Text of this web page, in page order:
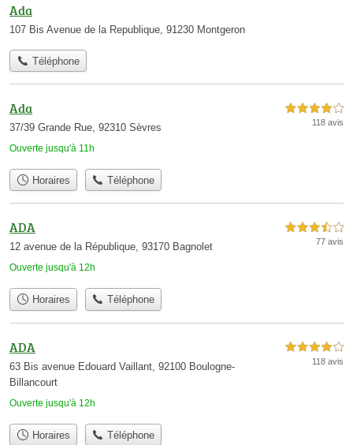
Ada
107 Bis Avenue de la Republique, 91230 Montgeron
Téléphone
Ada
37/39 Grande Rue, 92310 Sèvres
Ouverte jusqu'à 11h
4,0 étoiles sur 5
118 avis
Horaires Téléphone
ADA
12 avenue de la République, 93170 Bagnolet
Ouverte jusqu'à 12h
3,5 étoiles sur 5
77 avis
Horaires Téléphone
ADA
63 Bis avenue Edouard Vaillant, 92100 Boulogne-
Billancourt
Ouverte jusqu'à 12h
4,0 étoiles sur 5
118 avis
Horaires Téléphone